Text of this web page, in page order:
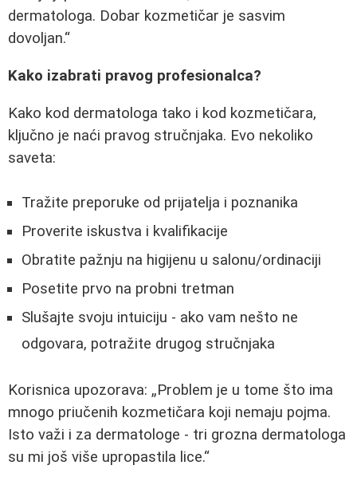
dermatologa. Dobar kozmetičar je sasvim
dovoljan.
Kako izabrati pravog profesionalca?
Kako kod dermatologa tako i kod kozmetičara,
ključno je naći pravog stručnjaka. Evo nekoliko
saveta:
Tražite preporuke od prijatelja i poznanika
Proverite iskustva i kvalifikacije
Obratite pažnju na higijenu u salonu/ordinaciji
Posetite prvo na probni tretman
Slušajte svoju intuiciju - ako vam nešto ne
odgovara, potražite drugog stručnjaka
Korisnica upozorava:
Problem je u tome što ima
mnogo priučenih kozmetičara koji nemaju pojma.
Isto važi i za dermatologe - tri grozna dermatologa
su mi još više upropastila lice.